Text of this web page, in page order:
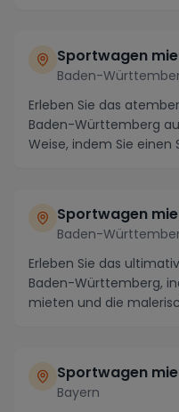
Sportwagen
Baden-
Erleben Sie das
Baden-Württemberg
Weise, indem Sie
Sportwagen
Baden-
Erleben Sie das
Baden-Württemberg,
mieten und die
Sportwagen
Bayern